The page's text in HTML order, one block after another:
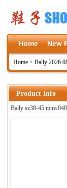
Home New
Home > Bally 2026
Product Info
Bally sz38-45